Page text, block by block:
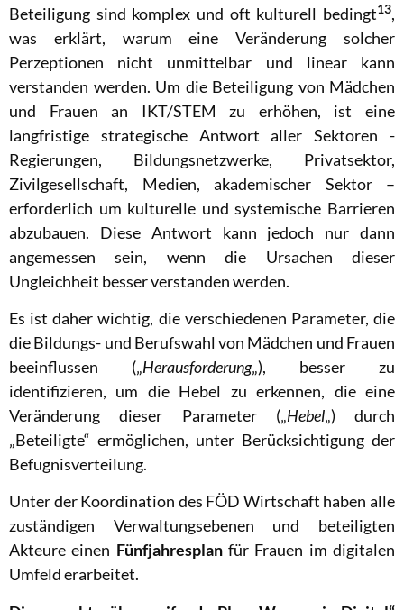
Beteiligung sind komplex und oft kulturell bedingt13,
was erklärt, warum eine Veränderung solcher
Perzeptionen nicht unmittelbar und linear kann
verstanden werden. Um die Beteiligung von Mädchen
und Frauen an IKT/STEM zu erhöhen, ist eine
langfristige strategische Antwort aller Sektoren -
Regierungen, Bildungsnetzwerke, Privatsektor,
Zivilgesellschaft, Medien, akademischer Sektor –
erforderlich um kulturelle und systemische Barrieren
abzubauen. Diese Antwort kann jedoch nur dann
angemessen sein, wenn die Ursachen dieser
Ungleichheit besser verstanden werden.
Es ist daher wichtig, die verschiedenen Parameter, die
die Bildungs- und Berufswahl von Mädchen und Frauen
beeinflussen („Herausforderung„), besser zu
identifizieren, um die Hebel zu erkennen, die eine
Veränderung dieser Parameter („Hebel„) durch
„Beteiligte“ ermöglichen, unter Berücksichtigung der
Befugnisverteilung.
Unter der Koordination des FÖD Wirtschaft haben alle
zuständigen Verwaltungsebenen und beteiligten
Akteure einen Fünfjahresplanfür Frauen im digitalen
Umfeld erarbeitet.